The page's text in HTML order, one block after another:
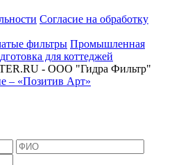
Согласие на обработку
фильтры Промышленная
для коттеджей
- ООО "Гидра Фильтр"
– «Позитив Арт»